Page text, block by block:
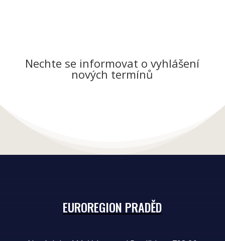
Nechte se informovat o vyhlášení
nových termínů
EUROREGION PRADĚD